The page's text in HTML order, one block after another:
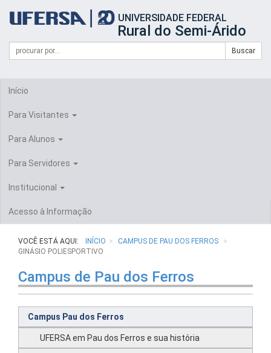
portal
UFERSA
UNIVERSIDADE FEDERAL
Rural do Semi-Árido
Formulário
Busca
Campo
de
Buscar
Início
Para Visitantes
Para Alunos
Para Servidores
Institucional
Acesso à Informação
VOCÊ ESTÁ AQUI: INÍCIO
CAMPUS DE PAU DOS FERROS
GINÁSIO POLIESPORTIVO
Campus de Pau dos Ferros
Campus Pau dos Ferros
UFERSA em Pau dos Ferros e sua história